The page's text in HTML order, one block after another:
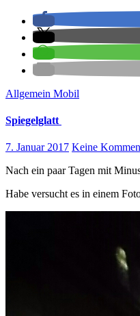
Allgemein Mobil
Spiegelglatt
7. Januar 2017 Keine
Nach ein paar Tagen mit
Habe versucht es in einem